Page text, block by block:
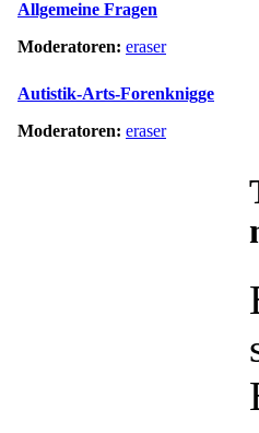
Allgemeine Fragen
Moderatoren: eraser
Autistik-Arts-Forenknigge
Moderatoren: eraser